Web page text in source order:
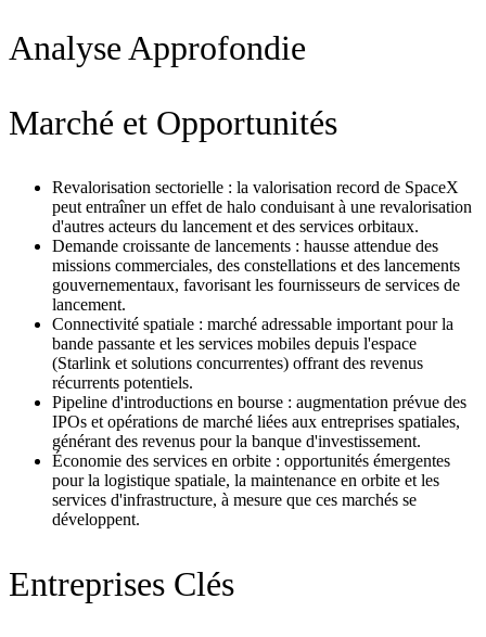
Analyse Approfondie
Marché et Opportunités
Revalorisation sectorielle : la valorisation record de SpaceX
peut entraîner un effet de halo conduisant à une revalorisation
d'autres acteurs du lancement et des services orbitaux.
Demande croissante de lancements : hausse attendue des
missions commerciales, des constellations et des lancements
gouvernementaux, favorisant les fournisseurs de services de
lancement.
Connectivité spatiale : marché adressable important pour la
bande passante et les services mobiles depuis l'espace
(Starlink et solutions concurrentes) offrant des revenus
récurrents potentiels.
Pipeline d'introductions en bourse : augmentation prévue des
IPOs et opérations de marché liées aux entreprises spatiales,
générant des revenus pour la banque d'investissement.
Économie des services en orbite : opportunités émergentes
pour la logistique spatiale, la maintenance en orbite et les
services d'infrastructure, à mesure que ces marchés se
développent.
Entreprises Clés